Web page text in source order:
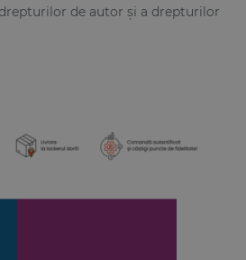
de autor și a drepturilor